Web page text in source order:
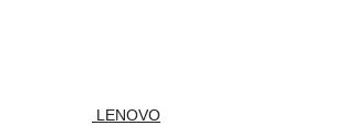
LENOVO